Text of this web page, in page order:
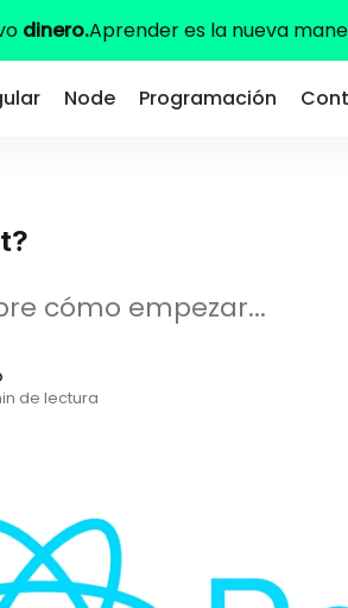
dinero.Aprender es la nueva
Node Programación
cómo empezar...
de lectura